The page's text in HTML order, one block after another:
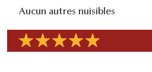
Aucun autres nuisibles